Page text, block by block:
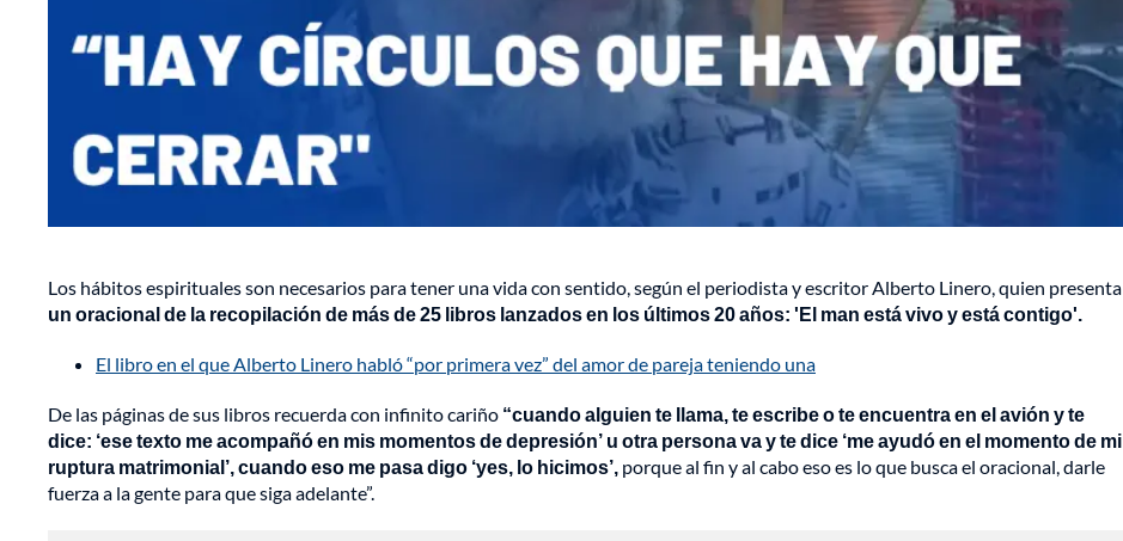
Los hábitos espirituales son necesarios para tener una vida con sentido, según el periodista y escritor Alberto Linero, quien presenta
un oracional de la recopilación de más de 25 libros lanzados en los últimos 20 años: 'El man está vivo y está contigo'.
El libro en el que Alberto Linero habló “por primera vez” del amor de pareja teniendo una
De las páginas de sus libros recuerda con infinito cariño “cuando alguien te llama, te escribe o te encuentra en el avión y te
dice: ‘ese texto me acompañó en mis momentos de depresión’ u otra persona va y te dice ‘me ayudó en el momento de mi
ruptura matrimonial’, cuando eso me pasa digo ‘yes, lo hicimos’, porque al fin y al cabo eso es lo que busca el oracional, darle
fuerza a la gente para que siga adelante”.